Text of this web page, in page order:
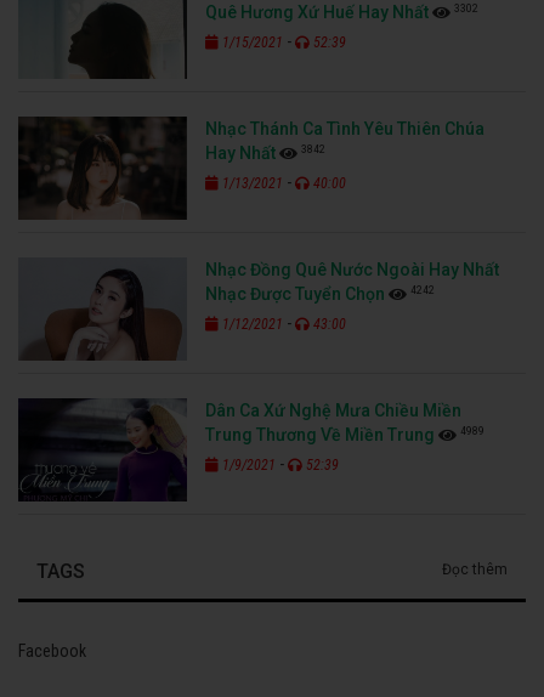
Quê Hương Xứ Huế Hay Nhất
3302
1/15/2021 - 52:39
Nhạc Thánh Ca Tình Yêu Thiên Chúa
Hay Nhất
3842
1/13/2021 - 40:00
Nhạc Đồng Quê Nước Ngoài Hay Nhất
Nhạc Được Tuyển Chọn
4242
1/12/2021 - 43:00
Dân Ca Xứ Nghệ Mưa Chiều Miền
Trung Thương Về Miền Trung
4989
1/9/2021 - 52:39
TAGS Đọc thêm
Facebook